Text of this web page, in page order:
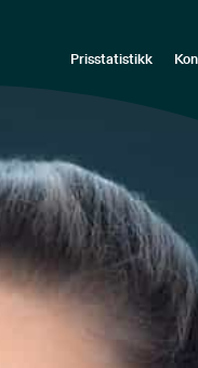
Prisstatistikk